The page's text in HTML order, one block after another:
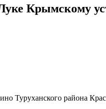
Крымскому
Туруханского района